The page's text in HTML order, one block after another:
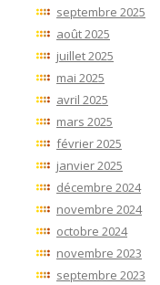
septembre 2025
août 2025
juillet 2025
mai 2025
avril 2025
mars 2025
février 2025
janvier 2025
décembre 2024
novembre 2024
octobre 2024
novembre 2023
septembre 2023